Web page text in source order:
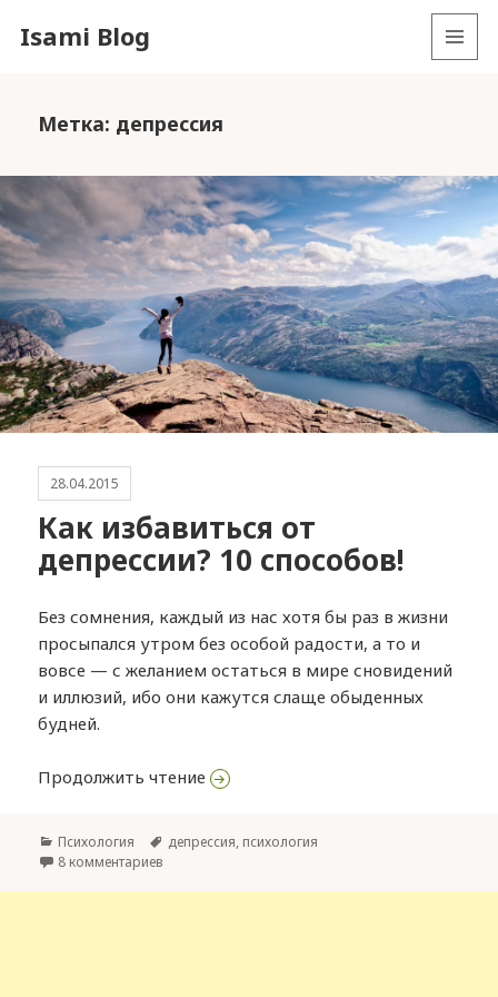
Isami Blog
Метка: депрессия
28.04.2015
Как избавиться от
депрессии? 10 способов!
Без сомнения, каждый из нас хотя бы раз в жизни
просыпался утром без особой радости, а то и
вовсе — с желанием остаться в мире сновидений
и иллюзий, ибо они кажутся слаще обыденных
будней.
Продолжить чтениеКак избавиться от депрессии? 10
Categories
Психология Tags
депрессия, психология
8 комментариев